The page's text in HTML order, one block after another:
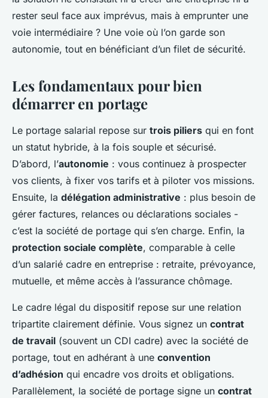
rester seul face aux imprévus, mais à emprunter une
voie intermédiaire ? Une voie où l’on garde son
autonomie, tout en bénéficiant d’un filet de sécurité.
Les fondamentaux pour bien
démarrer en portage
Le portage salarial repose sur trois piliers qui en font
un statut hybride, à la fois souple et sécurisé.
D’abord, l’autonomie : vous continuez à prospecter
vos clients, à fixer vos tarifs et à piloter vos missions.
Ensuite, la délégation administrative : plus besoin de
gérer factures, relances ou déclarations sociales -
c’est la société de portage qui s’en charge. Enfin, la
protection sociale complète, comparable à celle
d’un salarié cadre en entreprise : retraite, prévoyance,
mutuelle, et même accès à l’assurance chômage.
Le cadre légal du dispositif repose sur une relation
tripartite clairement définie. Vous signez un contrat
de travail (souvent un CDI cadre) avec la société de
portage, tout en adhérant à une convention
d’adhésion qui encadre vos droits et obligations.
Parallèlement, la société de portage signe un contrat